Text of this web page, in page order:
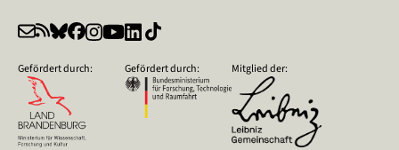
Gefördert durch: Gefördert durch: Mitglied der: